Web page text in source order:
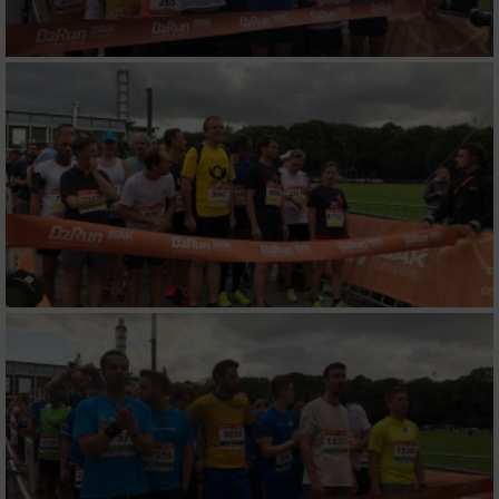
Verwendung genauer Standortdaten
Geräte anhand von aktiv angeforderten
Informationen identifizieren
Nicht-IAB-Verarbeitungszwecke:
Notwendig
Performance
Funktional
Werbung